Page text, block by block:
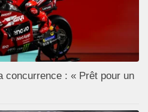
concurrence : « Prêt pour un